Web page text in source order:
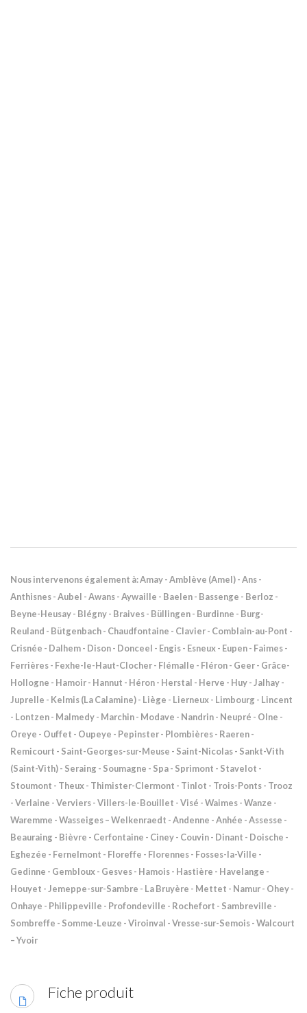
Nous intervenons également à: Amay - Amblève (Amel) - Ans -
Anthisnes - Aubel - Awans - Aywaille - Baelen - Bassenge - Berloz -
Beyne-Heusay - Blégny - Braives - Büllingen - Burdinne - Burg-
Reuland - Bütgenbach - Chaudfontaine - Clavier - Comblain-au-Pont -
Crisnée - Dalhem - Dison - Donceel - Engis - Esneux - Eupen - Faimes -
Ferrières - Fexhe-le-Haut-Clocher - Flémalle - Fléron - Geer - Grâce-
Hollogne - Hamoir - Hannut - Héron - Herstal - Herve - Huy - Jalhay -
Juprelle - Kelmis (La Calamine) - Liège - Lierneux - Limbourg - Lincent
- Lontzen - Malmedy - Marchin - Modave - Nandrin - Neupré - Olne -
Oreye - Ouffet - Oupeye - Pepinster - Plombières - Raeren -
Remicourt - Saint-Georges-sur-Meuse - Saint-Nicolas - Sankt-Vith
(Saint-Vith) - Seraing - Soumagne - Spa - Sprimont - Stavelot -
Stoumont - Theux - Thimister-Clermont - Tinlot - Trois-Ponts - Trooz
- Verlaine - Verviers - Villers-le-Bouillet - Visé - Waimes - Wanze -
Waremme - Wasseiges – Welkenraedt - Andenne - Anhée - Assesse -
Beauraing - Bièvre - Cerfontaine - Ciney - Couvin - Dinant - Doische -
Eghezée - Fernelmont - Floreffe - Florennes - Fosses-la-Ville -
Gedinne - Gembloux - Gesves - Hamois - Hastière - Havelange -
Houyet - Jemeppe-sur-Sambre - La Bruyère - Mettet - Namur - Ohey -
Onhaye - Philippeville - Profondeville - Rochefort - Sambreville -
Sombreffe - Somme-Leuze - Viroinval - Vresse-sur-Semois - Walcourt
– Yvoir
Fiche produit